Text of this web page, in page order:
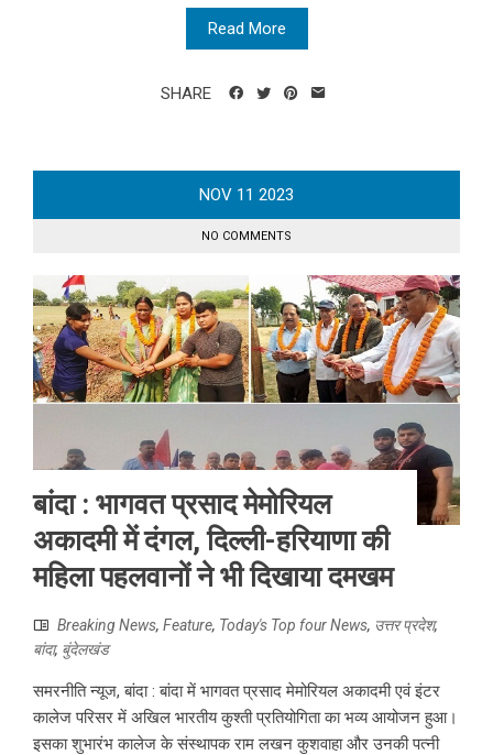
Read More
SHARE
NOV 11 2023
NO COMMENTS
बांदा : भागवत प्रसाद मेमोरियल
अकादमी में दंगल, दिल्ली-हरियाणा की
महिला पहलवानों ने भी दिखाया दमखम
Breaking News, Feature, Today's Top four News, उत्तर प्रदेश,
बांदा, बुंदेलखंड
समरनीति न्यूज, बांदा : बांदा में भागवत प्रसाद मेमोरियल अकादमी एवं इंटर
कालेज परिसर में अखिल भारतीय कुश्ती प्रतियोगिता का भव्य आयोजन हुआ।
इसका शुभारंभ कालेज के संस्थापक राम लखन कुशवाहा और उनकी पत्नी